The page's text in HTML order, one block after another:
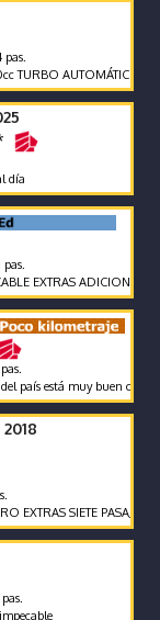
AUTOMÁTICO
ADICIONALES
está muy buen cuidado
SIETE PASAJEROS